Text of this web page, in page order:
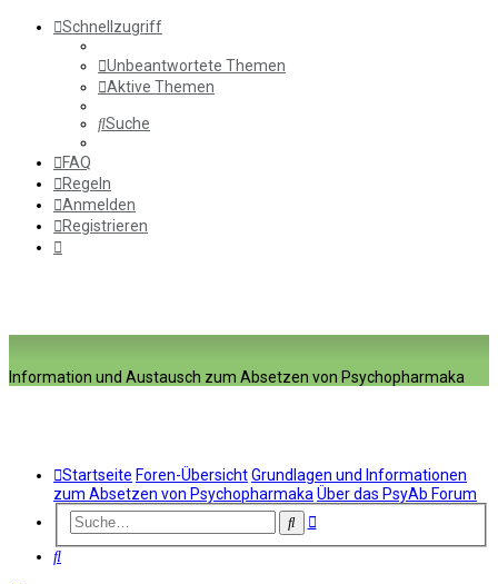
Schnellzugriff
Unbeantwortete Themen
Aktive Themen
Suche
FAQ
Regeln
Anmelden
Registrieren
Information und Austausch zum Absetzen von Psychopharmaka
Startseite Foren-ÜbersichtGrundlagen und Informationen
zum Absetzen von Psychopharmaka Über das PsyAb Forum
SucheErweiterte
Suche